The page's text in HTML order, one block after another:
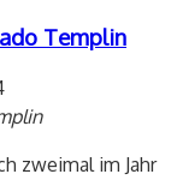
Templin
zweimal im Jahr